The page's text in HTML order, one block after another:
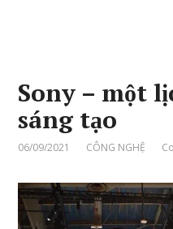
Sony – một
sáng tạo
06/09/2021 CÔNG NGHỆ